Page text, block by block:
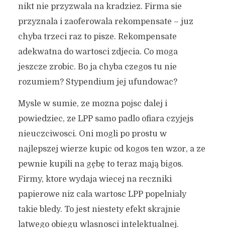
nikt nie przyzwala na kradziez. Firma sie
przyznala i zaoferowala rekompensate – juz
chyba trzeci raz to pisze. Rekompensate
adekwatna do wartosci zdjecia. Co moga
jeszcze zrobic. Bo ja chyba czegos tu nie
rozumiem? Stypendium jej ufundowac?
Mysle w sumie, ze mozna pojsc dalej i
powiedziec, ze LPP samo padlo ofiara czyjejs
nieuczciwosci. Oni mogli po prostu w
najlepszej wierze kupic od kogos ten wzor, a ze
pewnie kupili na gębę to teraz mają bigos.
Firmy, ktore wydaja wiecej na reczniki
papierowe niz cala wartosc LPP popelnialy
takie bledy. To jest niestety efekt skrajnie
latwego obiegu wlasnosci intelektualnej.